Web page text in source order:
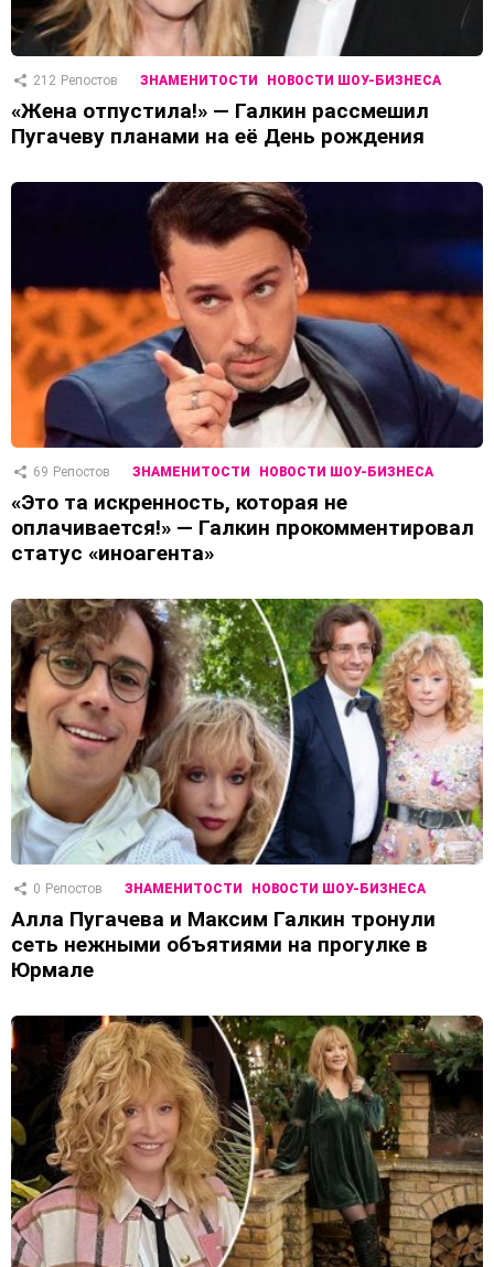
212 Репостов ЗНАМЕНИТОСТИ НОВОСТИ ШОУ-БИЗНЕСА
«Жена отпустила!» — Галкин рассмешил
Пугачеву планами на её День рождения
69 Репостов ЗНАМЕНИТОСТИ НОВОСТИ ШОУ-БИЗНЕСА
«Это та искренность, которая не
оплачивается!» — Галкин прокомментировал
статус «иноагента»
0 Репостов ЗНАМЕНИТОСТИ НОВОСТИ ШОУ-БИЗНЕСА
Алла Пугачева и Максим Галкин тронули
сеть нежными объятиями на прогулке в
Юрмале